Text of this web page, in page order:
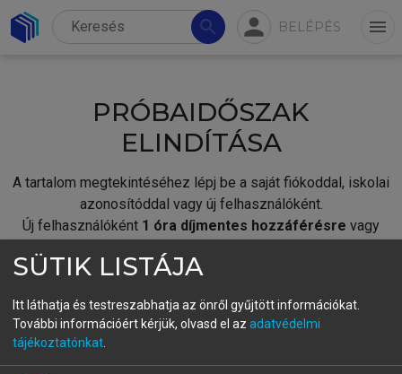
search person BELÉPÉS menu
PRÓBAIDŐSZAK
ELINDÍTÁSA
A tartalom megtekintéséhez lépj be a saját fiókoddal, iskolai
azonosítóddal vagy új felhasználóként.
Új felhasználóként 1 óra díjmentes hozzáférésre vagy
fiókoddal,vagy hozz létre új fiókot.
A regisztráció után apróbaidőszakautomatikusan
SÜTIK LISTÁJA
Itt láthatja és testreszabhatja az önről gyűjtött információkat.
További információért kérjük, olvasd el az adatvédelmi
tájékoztatónkat